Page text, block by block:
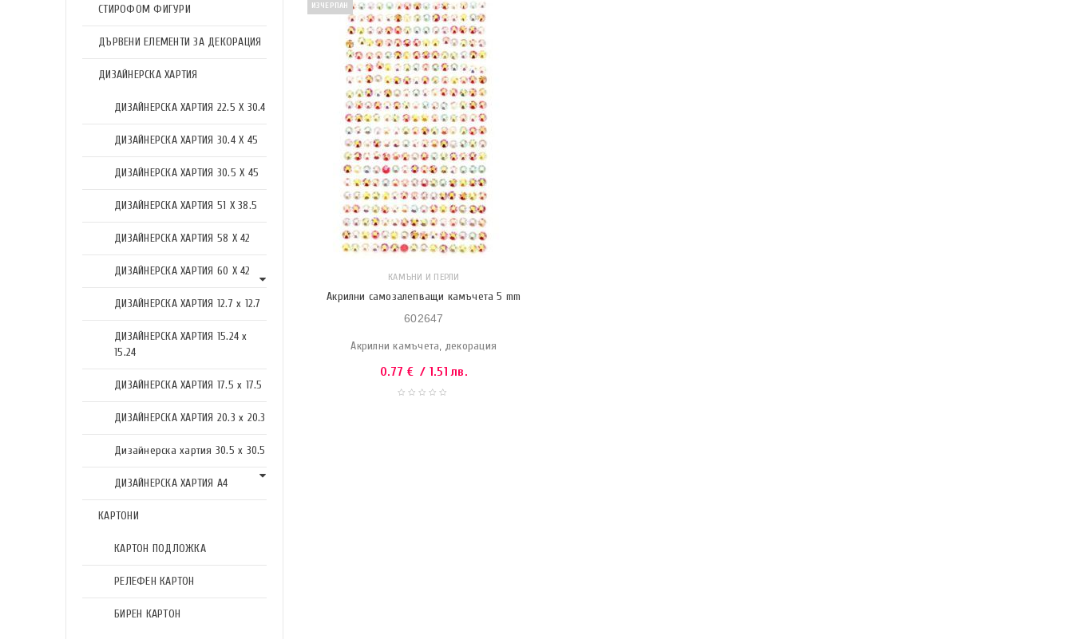
СТИРОФОМ ФИГУРИ
ДЪРВЕНИ ЕЛЕМЕНТИ ЗА ДЕКОРАЦИЯ
ДИЗАЙНЕРСКА ХАРТИЯ
ДИЗАЙНЕРСКА ХАРТИЯ 22.5 X 30.4
ДИЗАЙНЕРСКА ХАРТИЯ 30.4 X 45
ДИЗАЙНЕРСКА ХАРТИЯ 30.5 X 45
ДИЗАЙНЕРСКА ХАРТИЯ 51 X 38.5
ДИЗАЙНЕРСКА ХАРТИЯ 58 X 42
ДИЗАЙНЕРСКА ХАРТИЯ 60 X 42
ДИЗАЙНЕРСКА ХАРТИЯ 12.7 x 12.7
ДИЗАЙНЕРСКА ХАРТИЯ 15.24 x
15.24
ДИЗАЙНЕРСКА ХАРТИЯ 17.5 х 17.5
ДИЗАЙНЕРСКА ХАРТИЯ 20.3 х 20.3
Дизайнерска хартия 30.5 х 30.5
ДИЗАЙНЕРСКА ХАРТИЯ А4
КАРТОНИ
КАРТОН ПОДЛОЖКА
РЕЛЕФЕН КАРТОН
БИРЕН КАРТОН
ИЗЧЕРПАН
КАМЪНИ И ПЕРЛИ
Акрилни самозалепващи камъчета 5 mm
602647
Акрилни камъчета, декорация
0.77 € / 1.51 лв.